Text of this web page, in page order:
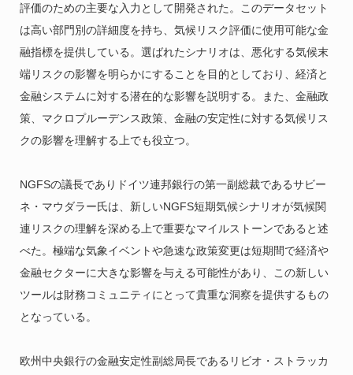
評価のための主要な入力として開発された。このデータセット
は高い部門別の詳細度を持ち、気候リスク評価に使用可能な金
融指標を提供している。選ばれたシナリオは、悪化する気候末
端リスクの影響を明らかにすることを目的としており、経済と
金融システムに対する潜在的な影響を説明する。また、金融政
策、マクロプルーデンス政策、金融の安定性に対する気候リス
クの影響を理解する上でも役立つ。
NGFSの議長でありドイツ連邦銀行の第一副総裁であるサビー
ネ・マウダラー氏は、新しいNGFS短期気候シナリオが気候関
連リスクの理解を深める上で重要なマイルストーンであると述
べた。極端な気象イベントや急速な政策変更は短期間で経済や
金融セクターに大きな影響を与える可能性があり、この新しい
ツールは財務コミュニティにとって貴重な洞察を提供するもの
となっている。
欧州中央銀行の金融安定性副総局長であるリビオ・ストラッカ